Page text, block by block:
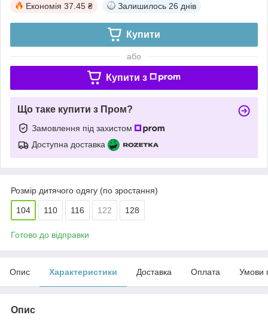
Економія 37.45 ₴ Залишилось 26 днів
Купити
або
Купити з
Що таке купити з Пром?
Замовлення під захистом
Доступна доставка
Розмір дитячого одягу (по зростання)
104 110 116 122 128
Готово до відправки
Опис Характеристики Доставка Оплата Умови
Опис